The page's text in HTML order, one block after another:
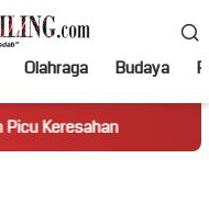
Olahraga Budaya
Truk Miring